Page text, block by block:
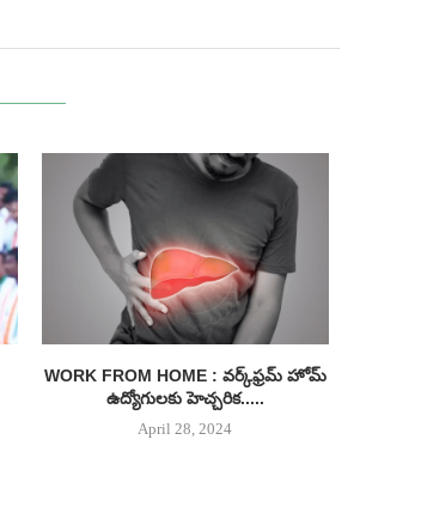
WORK FROM HOME : వర్క్‌ఫ్రమ్ హోమ్
ఉద్యోగులకు హెచ్చరిక.....
April 28, 2024